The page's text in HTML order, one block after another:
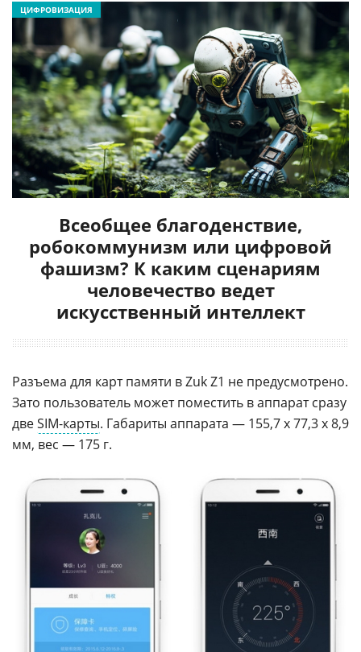
Всеобщее благоденствие,
робокоммунизм или цифровой
фашизм? К каким сценариям
человечество ведет
искусственный интеллект
ЦИФРОВИЗАЦИЯ
Разъема для карт памяти в Zuk Z1 не предусмотрено.
Зато пользователь может поместить в аппарат сразу
двеSIM-карты. Габариты аппарата — 155,7 х 77,3 х 8,9
мм, вес — 175 г.